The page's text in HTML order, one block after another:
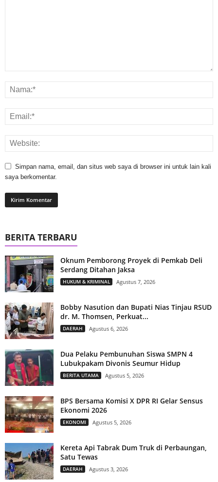
Simpan nama, email, dan situs web saya di browser ini untuk lain kali
saya berkomentar.
BERITA TERBARU
Oknum Pemborong Proyek di Pemkab Deli
Serdang Ditahan Jaksa
HUKUM & KRIMINAL Agustus 7, 2026
Bobby Nasution dan Bupati Nias Tinjau RSUD
dr. M. Thomsen, Perkuat...
DAERAH Agustus 6, 2026
Dua Pelaku Pembunuhan Siswa SMPN 4
Lubukpakam Divonis Seumur Hidup
BERITA UTAMA Agustus 5, 2026
BPS Bersama Komisi X DPR RI Gelar Sensus
Ekonomi 2026
EKONOMI Agustus 5, 2026
Kereta Api Tabrak Dum Truk di Perbaungan,
Satu Tewas
DAERAH Agustus 3, 2026